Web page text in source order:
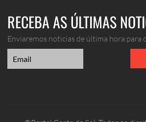
RECEBA AS ÚLTIMAS
Enviaremos noticias de última hora para